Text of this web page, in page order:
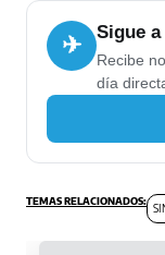
✈ Sigue
Recibe
día